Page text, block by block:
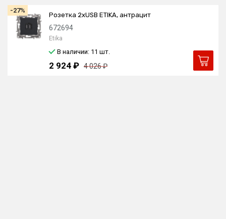
-27%
Розетка 2xUSB ETIKA, антрацит
672694
Etika
В наличии: 11 шт.
2 924 ₽ 4 026 ₽